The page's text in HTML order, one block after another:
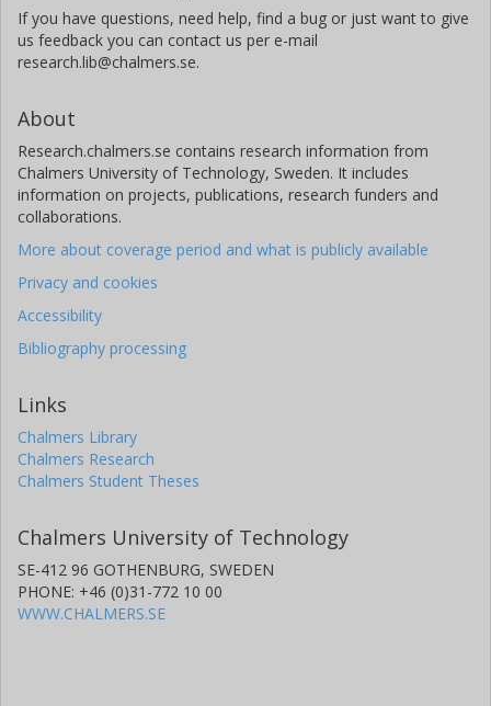
If you have questions, need help, find a bug or just want to give
us feedback you can contact us per e-mail
research.lib@chalmers.se.
About
Research.chalmers.se contains research information from
Chalmers University of Technology, Sweden. It includes
information on projects, publications, research funders and
collaborations.
More about coverage period and what is publicly available
Privacy and cookies
Accessibility
Bibliography processing
Links
Chalmers Library
Chalmers Research
Chalmers Student Theses
Chalmers University of Technology
SE-412 96 GOTHENBURG, SWEDEN
PHONE: +46 (0)31-772 10 00
WWW.CHALMERS.SE